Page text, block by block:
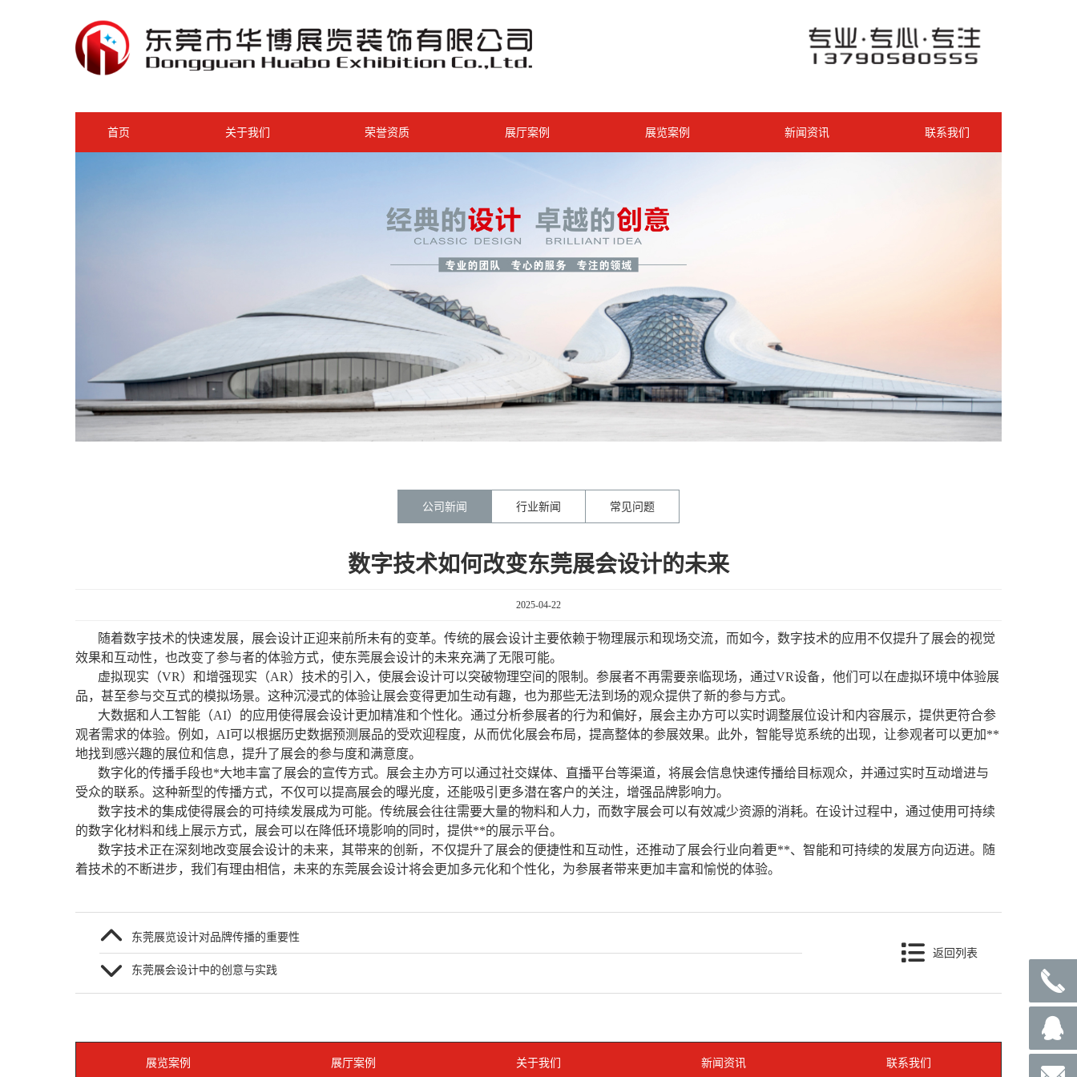
首页 关于我们 荣誉资质 展厅案例 展览案例 新闻资讯 联系我们
公司新闻 行业新闻 常见问题
数字技术如何改变东莞展会设计的未来
2025-04-22
随着数字技术的快速发展，展会设计正迎来前所未有的变革。传统的展会设计主要依赖于物理展示和现场交流，而如今，数字技术的应用不仅提升了展会的视觉
效果和互动性，也改变了参与者的体验方式，使东莞展会设计的未来充满了无限可能。
虚拟现实（VR）和增强现实（AR）技术的引入，使展会设计可以突破物理空间的限制。参展者不再需要亲临现场，通过VR设备，他们可以在虚拟环境中体验展
品，甚至参与交互式的模拟场景。这种沉浸式的体验让展会变得更加生动有趣，也为那些无法到场的观众提供了新的参与方式。
大数据和人工智能（AI）的应用使得展会设计更加精准和个性化。通过分析参展者的行为和偏好，展会主办方可以实时调整展位设计和内容展示，提供更符合参
观者需求的体验。例如，AI可以根据历史数据预测展品的受欢迎程度，从而优化展会布局，提高整体的参展效果。此外，智能导览系统的出现，让参观者可以更加**
地找到感兴趣的展位和信息，提升了展会的参与度和满意度。
数字化的传播手段也*大地丰富了展会的宣传方式。展会主办方可以通过社交媒体、直播平台等渠道，将展会信息快速传播给目标观众，并通过实时互动增进与
受众的联系。这种新型的传播方式，不仅可以提高展会的曝光度，还能吸引更多潜在客户的关注，增强品牌影响力。
数字技术的集成使得展会的可持续发展成为可能。传统展会往往需要大量的物料和人力，而数字展会可以有效减少资源的消耗。在设计过程中，通过使用可持续
的数字化材料和线上展示方式，展会可以在降低环境影响的同时，提供**的展示平台。
数字技术正在深刻地改变展会设计的未来，其带来的创新，不仅提升了展会的便捷性和互动性，还推动了展会行业向着更**、智能和可持续的发展方向迈进。随
着技术的不断进步，我们有理由相信，未来的东莞展会设计将会更加多元化和个性化，为参展者带来更加丰富和愉悦的体验。
东莞展览设计对品牌传播的重要性
返回列表
东莞展会设计中的创意与实践
展览案例 展厅案例 关于我们 新闻资讯 联系我们